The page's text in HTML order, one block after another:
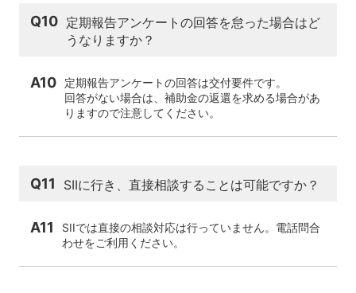
Q10 定期報告アンケートの回答を怠った場合はど
うなりますか？
A10
定期報告アンケートの回答は交付要件です。
回答がない場合は、補助金の返還を求める場合があ
りますので注意してください。
Q11 SIIに行き、直接相談することは可能ですか？
A11
SIIでは直接の相談対応は行っていません。電話問合
わせをご利用ください。